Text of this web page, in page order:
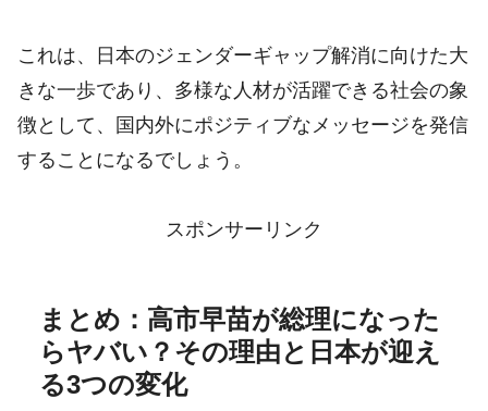
これは、日本のジェンダーギャップ解消に向けた大
きな一歩であり、多様な人材が活躍できる社会の象
徴として、国内外にポジティブなメッセージを発信
することになるでしょう。
スポンサーリンク
まとめ：高市早苗が総理になった
らヤバい？その理由と日本が迎え
る3つの変化